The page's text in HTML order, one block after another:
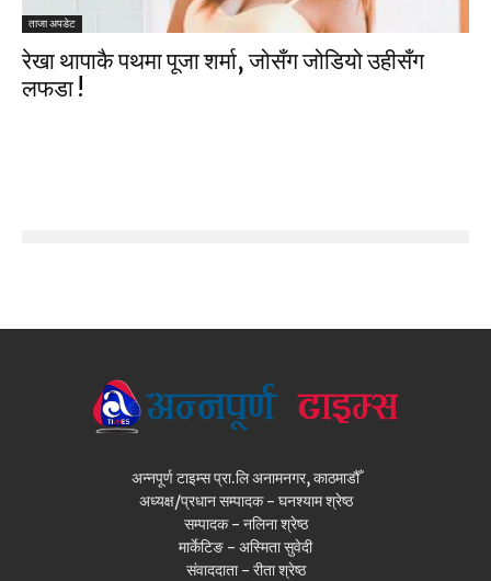
ताजा अपडेट
रेखा थापाकै पथमा पूजा शर्मा, जोसँग जोडियो उहीसँग
लफडा !
अन्नपूर्ण टाइम्स प्रा.लि अनामनगर, काठमाडौँ
अध्यक्ष/प्रधान सम्पादक - घनश्याम श्रेष्ठ
सम्पादक - नलिना श्रेष्ठ
मार्केटिङ - अस्मिता सुवेदी
संवाददाता - रीता श्रेष्ठ